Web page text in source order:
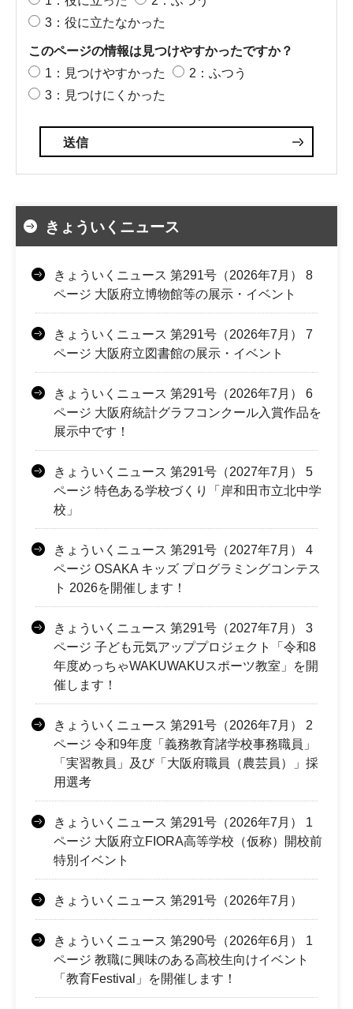
3：役に立たなかった
このページの情報は見つけやすかったですか？
1：見つけやすかった
2：ふつう
3：見つけにくかった
きょういくニュース
きょういくニュース 第291号（2026年7月） 8
ページ 大阪府立博物館等の展示・イベント
きょういくニュース 第291号（2026年7月） 7
ページ 大阪府立図書館の展示・イベント
きょういくニュース 第291号（2026年7月） 6
ページ 大阪府統計グラフコンクール入賞作品を
展示中です！
きょういくニュース 第291号（2027年7月） 5
ページ 特色ある学校づくり「岸和田市立北中学
校」
きょういくニュース 第291号（2027年7月） 4
ページ OSAKA キッズ プログラミングコンテス
ト 2026を開催します！
きょういくニュース 第291号（2027年7月） 3
ページ 子ども元気アッププロジェクト「令和8
年度めっちゃWAKUWAKUスポーツ教室」を開
催します！
きょういくニュース 第291号（2026年7月） 2
ページ 令和9年度「義務教育諸学校事務職員」
「実習教員」及び「大阪府職員（農芸員）」採
用選考
きょういくニュース 第291号（2026年7月） 1
ページ 大阪府立FIORA高等学校（仮称）開校前
特別イベント
きょういくニュース 第291号（2026年7月）
きょういくニュース 第290号（2026年6月） 1
ページ 教職に興味のある高校生向けイベント
「教育Festival」を開催します！